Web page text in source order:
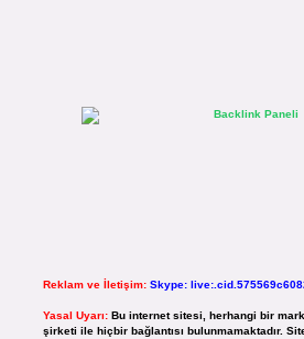
Reklam ve İletişim: Skype:
Yasal Uyarı: Bu internet sitesi, herhangi bir
şirketi ile hiçbir bağlantısı bulunmamaktadır.